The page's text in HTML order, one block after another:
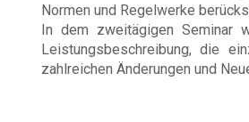
Normen und Regelwerke
In dem zweitägigen Seminar
Leistungsbeschreibung, die
zahlreichen Änderungen und